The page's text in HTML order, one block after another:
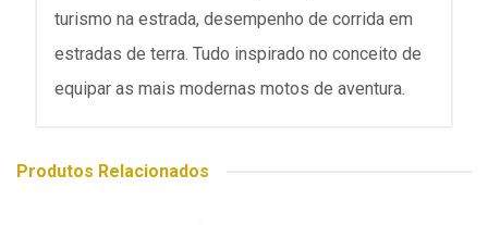
turismo na estrada, desempenho de corrida em
estradas de terra. Tudo inspirado no conceito de
equipar as mais modernas motos de aventura.
Produtos Relacionados